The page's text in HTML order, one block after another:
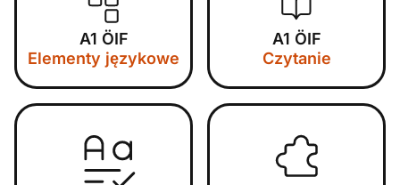
A1 ÖIF
Elementy językowe
A1 ÖIF
Czytanie